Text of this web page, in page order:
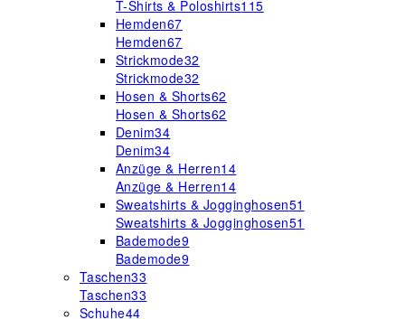
T-Shirts & Poloshirts115
Hemden67
Hemden67
Strickmode32
Strickmode32
Hosen & Shorts62
Hosen & Shorts62
Denim34
Denim34
Anzüge & Herren14
Anzüge & Herren14
Sweatshirts & Jogginghosen51
Sweatshirts & Jogginghosen51
Bademode9
Bademode9
Taschen33
Taschen33
Schuhe44